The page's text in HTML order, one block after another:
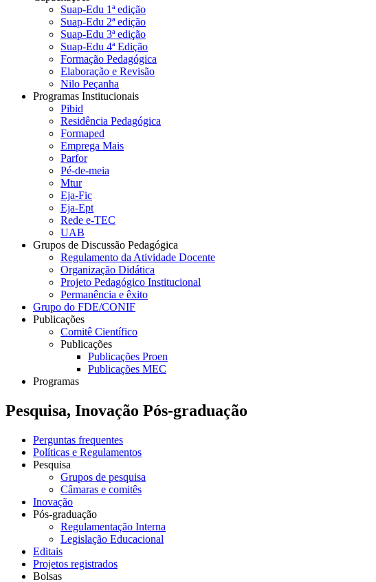
Suap-Edu 1ª edição
Suap-Edu 2ª edição
Suap-Edu 3ª edição
Suap-Edu 4ª Edição
Formação Pedagógica
Elaboração e Revisão
Nilo Peçanha
Programas Institucionais
Pibid
Residência Pedagógica
Formaped
Emprega Mais
Parfor
Pé-de-meia
Mtur
Eja-Fic
Eja-Ept
Rede e-TEC
UAB
Grupos de Discussão Pedagógica
Regulamento da Atividade Docente
Organização Didática
Projeto Pedagógico Institucional
Permanência e êxito
Grupo do FDE/CONIF
Publicações
Comitê Científico
Publicações
Publicações Proen
Publicações MEC
Programas
Pesquisa, Inovação Pós-graduação
Perguntas frequentes
Políticas e Regulamentos
Pesquisa
Grupos de pesquisa
Câmaras e comitês
Inovação
Pós-graduação
Regulamentação Interna
Legislação Educacional
Editais
Projetos registrados
Bolsas